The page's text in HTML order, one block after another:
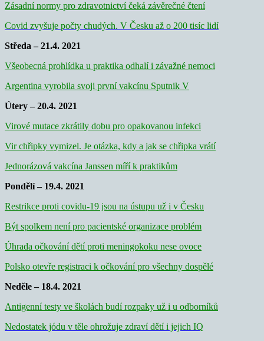
Zásadní normy pro zdravotnictví čeká závěrečné čtení
Covid zvyšuje počty chudých. V Česku až o 200 tisíc lidí
Středa – 21.4. 2021
Všeobecná prohlídka u praktika odhalí i závažné nemoci
Argentina vyrobila svoji první vakcínu Sputnik V
Útery – 20.4. 2021
Virové mutace zkrátily dobu pro opakovanou infekci
Vir chřipky vymizel. Je otázka, kdy a jak se chřipka vrátí
Jednorázová vakcína Janssen míří k praktikům
Pondělí – 19.4. 2021
Restrikce proti covidu-19 jsou na ústupu už i v Česku
Být spolkem není pro pacientské organizace problém
Úhrada očkování dětí proti meningokoku nese ovoce
Polsko otevře registraci k očkování pro všechny dospělé
Neděle – 18.4. 2021
Antigenní testy ve školách budí rozpaky už i u odborníků
Nedostatek jódu v těle ohrožuje zdraví dětí i jejich IQ